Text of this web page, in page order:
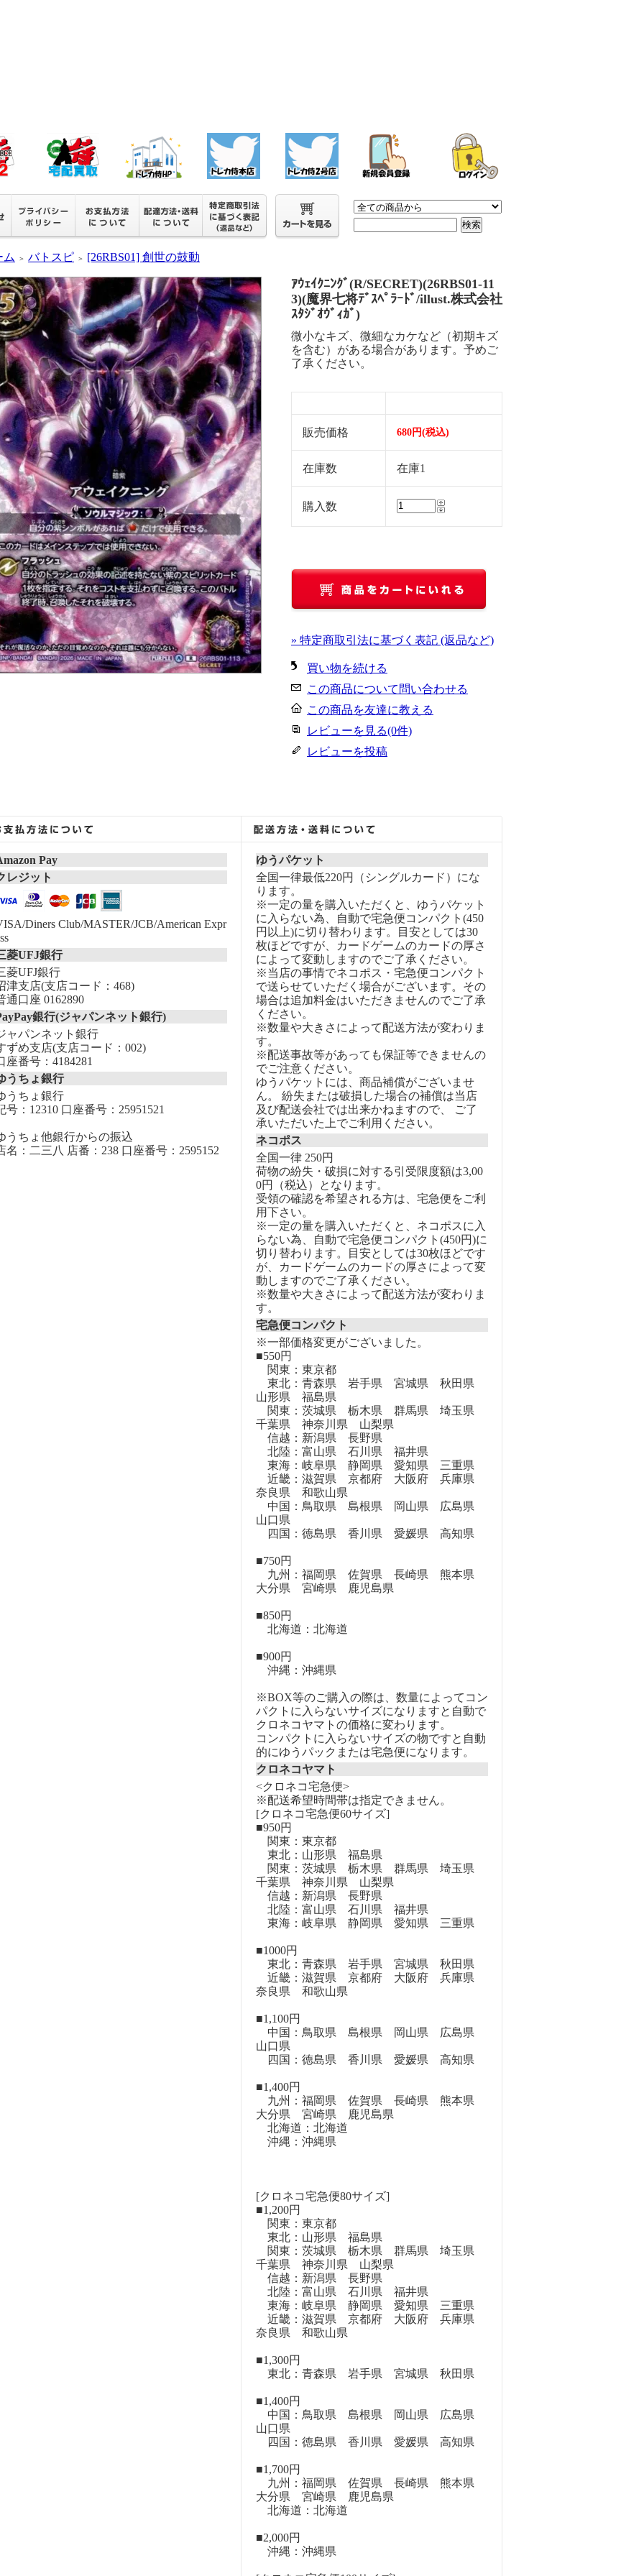
ム ＞ バトスピ ＞ [26RBS01] 創世の鼓動
ｱｳｪｲｸﾆﾝｸﾞ(R/SECRET)(26RBS01-11
3)(魔界七将ﾃﾞｽﾍﾟﾗｰﾄﾞ/illust.株式会社
ｽﾀｼﾞｵｳﾞｨｶﾞ)
微小なキズ、微細なカケなど（初期キズ
を含む）がある場合があります。予めご
了承ください。
販売価格 680円(税込)
在庫数 在庫1
購入数
» 特定商取引法に基づく表記 (返品など)
買い物を続ける
この商品について問い合わせる
この商品を友達に教える
レビューを見る(0件)
レビューを投稿
Pay
レジット
Diners Club/MASTER/JCB/American Expr
菱UFJ銀行
菱UFJ銀行
津支店(支店コード：468)
通口座 0162890
銀行(ジャパンネット銀行)
ャパンネット銀行
ずめ支店(支店コード：002)
座番号：4184281
うちょ銀行
うちょ銀行
号：12310 口座番号：25951521
うちょ他銀行からの振込
名：二三八 店番：238 口座番号：2595152
ゆうパケット
全国一律最低220円（シングルカード）にな
ります。
※一定の量を購入いただくと、ゆうパケット
に入らない為、自動で宅急便コンパクト(450
円以上)に切り替わります。目安としては30
枚ほどですが、カードゲームのカードの厚さ
によって変動しますのでご了承ください。
※当店の事情でネコポス・宅急便コンパクト
で送らせていただく場合がございます。その
場合は追加料金はいただきませんのでご了承
ください。
※数量や大きさによって配送方法が変わりま
す。
※配送事故等があっても保証等できませんの
でご注意ください。
ゆうパケットには、商品補償がございませ
ん。 紛失または破損した場合の補償は当店
及び配送会社では出来かねますので、 ご了
承いただいた上でご利用ください。
ネコポス
全国一律 250円
荷物の紛失・破損に対する引受限度額は3,00
0円（税込）となります。
受領の確認を希望される方は、宅急便をご利
用下さい。
※一定の量を購入いただくと、ネコポスに入
らない為、自動で宅急便コンパクト(450円)に
切り替わります。目安としては30枚ほどです
が、カードゲームのカードの厚さによって変
動しますのでご了承ください。
※数量や大きさによって配送方法が変わりま
す。
宅急便コンパクト
※一部価格変更がございました。
■550円
関東：東京都
東北：青森県 岩手県 宮城県 秋田県
山形県 福島県
関東：茨城県 栃木県 群馬県 埼玉県
千葉県 神奈川県 山梨県
信越：新潟県 長野県
北陸：富山県 石川県 福井県
東海：岐阜県 静岡県 愛知県 三重県
近畿：滋賀県 京都府 大阪府 兵庫県
奈良県 和歌山県
中国：鳥取県 島根県 岡山県 広島県
山口県
四国：徳島県 香川県 愛媛県 高知県
■750円
九州：福岡県 佐賀県 長崎県 熊本県
大分県 宮崎県 鹿児島県
■850円
北海道：北海道
■900円
沖縄：沖縄県
※BOX等のご購入の際は、数量によってコン
パクトに入らないサイズになりますと自動で
クロネコヤマトの価格に変わります。
コンパクトに入らないサイズの物ですと自動
的にゆうパックまたは宅急便になります。
クロネコヤマト
<クロネコ宅急便>
※配送希望時間帯は指定できません。
[クロネコ宅急便60サイズ]
■950円
関東：東京都
東北：山形県 福島県
関東：茨城県 栃木県 群馬県 埼玉県
千葉県 神奈川県 山梨県
信越：新潟県 長野県
北陸：富山県 石川県 福井県
東海：岐阜県 静岡県 愛知県 三重県
■1000円
東北：青森県 岩手県 宮城県 秋田県
近畿：滋賀県 京都府 大阪府 兵庫県
奈良県 和歌山県
■1,100円
中国：鳥取県 島根県 岡山県 広島県
山口県
四国：徳島県 香川県 愛媛県 高知県
■1,400円
九州：福岡県 佐賀県 長崎県 熊本県
大分県 宮崎県 鹿児島県
北海道：北海道
沖縄：沖縄県
[クロネコ宅急便80サイズ]
■1,200円
関東：東京都
東北：山形県 福島県
関東：茨城県 栃木県 群馬県 埼玉県
千葉県 神奈川県 山梨県
信越：新潟県 長野県
北陸：富山県 石川県 福井県
東海：岐阜県 静岡県 愛知県 三重県
近畿：滋賀県 京都府 大阪府 兵庫県
奈良県 和歌山県
■1,300円
東北：青森県 岩手県 宮城県 秋田県
■1,400円
中国：鳥取県 島根県 岡山県 広島県
山口県
四国：徳島県 香川県 愛媛県 高知県
■1,700円
九州：福岡県 佐賀県 長崎県 熊本県
大分県 宮崎県 鹿児島県
北海道：北海道
■2,000円
沖縄：沖縄県